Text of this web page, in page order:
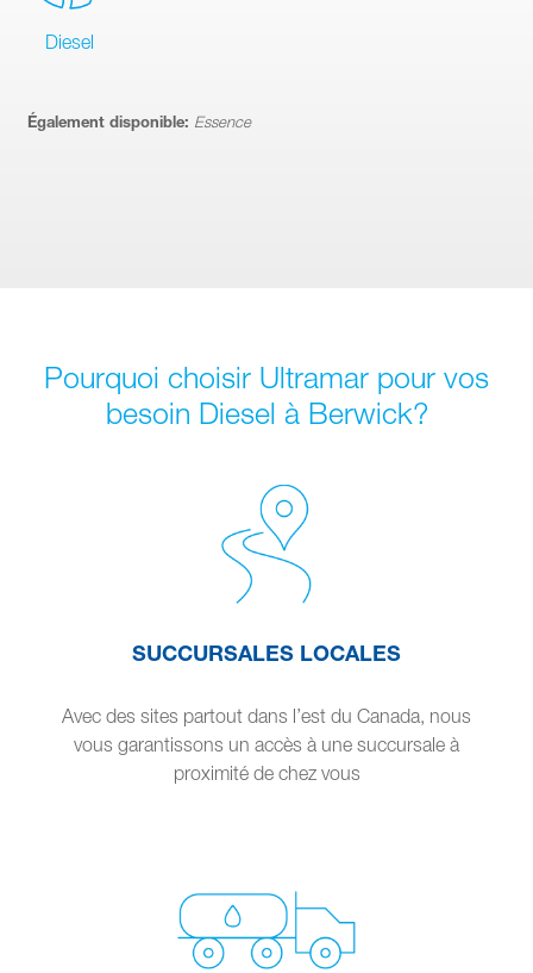
Diesel
Également disponible: Essence
Pourquoi choisir Ultramar pour vos
besoin Diesel à Berwick?
SUCCURSALES LOCALES
Avec des sites partout dans l’est du Canada, nous
vous garantissons un accès à une succursale à
proximité de chez vous